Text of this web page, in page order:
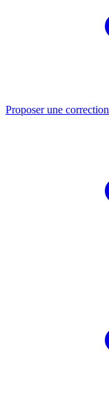
Proposer une correction